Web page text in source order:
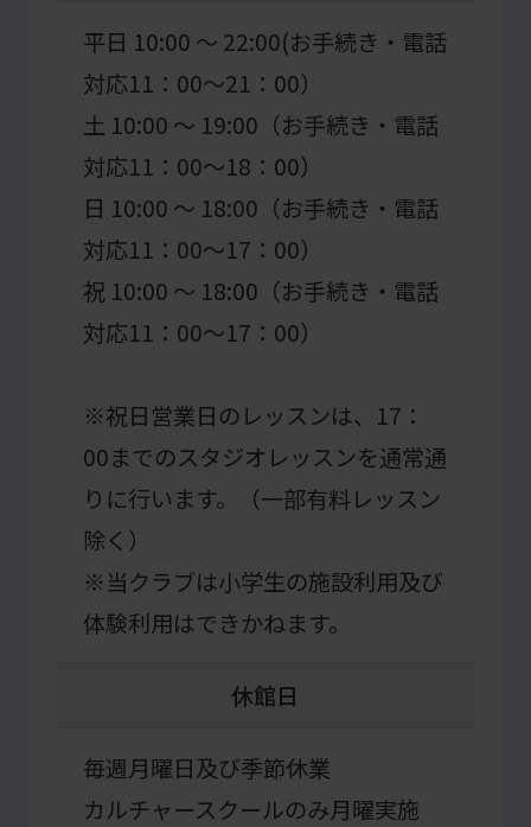
平日 10:00 ～ 22:00(お手続き・電話
対応11：00～21：00）
土 10:00 ～ 19:00（お手続き・電話
対応11：00～18：00）
日 10:00 ～ 18:00（お手続き・電話
対応11：00～17：00）
祝 10:00 ～ 18:00（お手続き・電話
対応11：00～17：00）
※祝日営業日のレッスンは、17：
00までのスタジオレッスンを通常通
りに行います。（一部有料レッスン
除く）
※当クラブは小学生の施設利用及び
体験利用はできかねます。
休館日
毎週月曜日及び季節休業
カルチャースクールのみ月曜実施